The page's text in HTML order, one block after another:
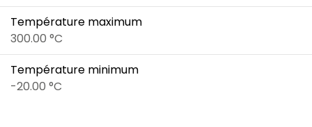
Température maximum
300.00 °C
Température minimum
-20.00 °C